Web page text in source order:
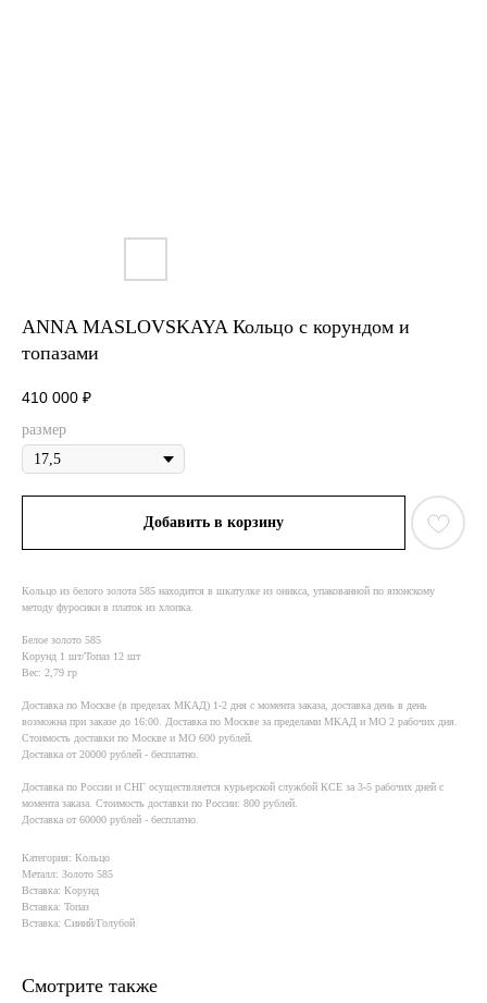
ANNA MASLOVSKAYA Кольцо с корундом и
топазами
410 000 ₽
размер
Добавить в корзину
Кольцо из белого золота 585 находится в шкатулке из оникса, упакованной по японскому
методу фуросики в платок из хлопка.
Белое золото 585
Корунд 1 шт/Топаз 12 шт
Вес: 2,79 гр
Доставка по Москве (в пределах МКАД) 1-2 дня с момента заказа, доставка день в день
возможна при заказе до 16:00. Доставка по Москве за пределами МКАД и МО 2 рабочих дня.
Стоимость доставки по Москве и МО 600 рублей.
Доставка от 20000 рублей - бесплатно.
Доставка по России и СНГ осуществляется курьерской службой КСE за 3-5 рабочих дней с
момента заказа. Стоимость доставки по России: 800 рублей.
Доставка от 60000 рублей - бесплатно.
Категория: Кольцо
Металл: Золото 585
Вставка: Корунд
Вставка: Топаз
Вставка: Синий/Голубой
Смотрите также